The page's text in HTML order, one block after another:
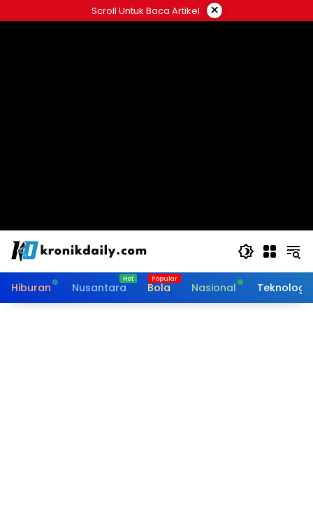
ke
Scroll Untuk Baca Artikel ×
Hiburan Nusantara Bola Nasional Teknologi